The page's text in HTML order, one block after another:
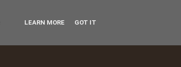
LEARN MORE GOT IT